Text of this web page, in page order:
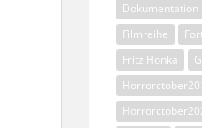
Dokumentation
Filmreihe
Fritz Honka